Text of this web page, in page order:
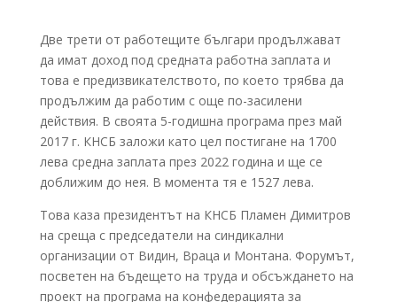
Две трети от работещите българи продължават
да имат доход под средната работна заплата и
това е предизвикателството, по което трябва да
продължим да работим с още по-засилени
действия. В своята 5-годишна програма през май
2017 г. КНСБ заложи като цел постигане на 1700
лева средна заплата през 2022 година и ще се
доближим до нея. В момента тя е 1527 лева.
Това каза президентът на КНСБ Пламен Димитров
на среща с председатели на синдикални
организации от Видин, Враца и Монтана. Форумът,
посветен на бъдещето на труда и обсъждането на
проект на програма на конфедерацията за